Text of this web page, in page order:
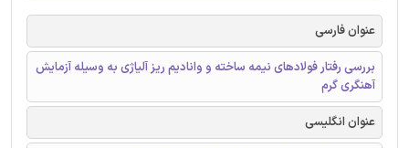
عنوان فارسی
بررسی رفتار فولادهای نیمه ساخته و وانادیم ریز آلیاژی به وسیله آزمایش
آهنگری گرم
عنوان انگلیسی